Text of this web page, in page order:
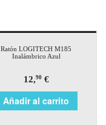
Ratón LOGITECH M185
Inalámbrico Azul
12,90€
Añadir al carrito